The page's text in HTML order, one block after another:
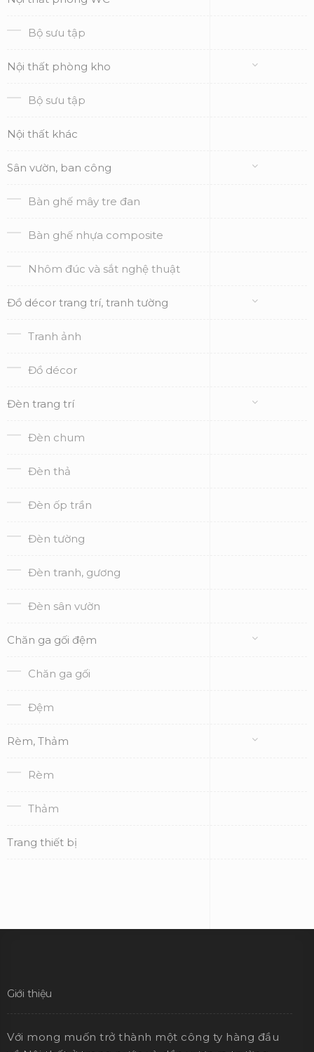
Bộ sưu tập
Nội thất phòng kho
Bộ sưu tập
Nội thất khác
Sân vườn, ban công
Bàn ghế mây tre đan
Bàn ghế nhựa composite
Nhôm đúc và sắt nghệ thuật
Đồ décor trang trí, tranh tường
Tranh ảnh
Đồ décor
Đèn trang trí
Đèn chum
Đèn thả
Đèn ốp trần
Đèn tường
Đèn tranh, gương
Đèn sân vườn
Chăn ga gối đệm
Chăn ga gối
Đệm
Rèm, Thảm
Rèm
Thảm
Trang thiết bị
Giới thiệu
Với mong muốn trở thành một công ty hàng đầu